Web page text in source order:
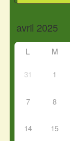
L M
31 1
7 8
14 15